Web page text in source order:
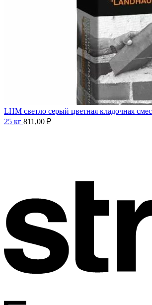
LHM светло серый цветная кладочная
25 кг 811,00 ₽